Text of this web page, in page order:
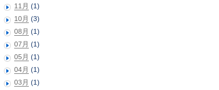
11月 (1)
10月 (3)
08月 (1)
07月 (1)
05月 (1)
04月 (1)
03月 (1)